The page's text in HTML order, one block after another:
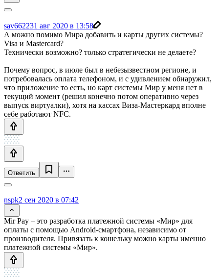
sav662231 авг 2020 в 13:58
А можно помимо Мира добавить и карты других системы?
Visa и Mastercard?
Технически возможно? только стратегически не делаете?
Почему вопрос, в июле был в небезызвестном регионе, и
потребовалась оплата телефоном, и с удивлением обнаружил,
что приложение то есть, но карт системы Мир у меня нет в
текущий момент (решил конечно потом оперативно через
выпуск виртуалки), хотя на кассах Виза-Мастеркард вполне
себе работают NFC.
Ответить
nspk2 сен 2020 в 07:42
Mir Pay – это разработка платежной системы «Мир» для
оплаты с помощью Android-смартфона, независимо от
производителя. Привязать к кошельку можно карты именно
платежной системы «Мир».